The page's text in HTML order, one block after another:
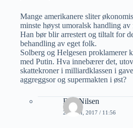
Mange amerikanere sliter
minste høyst umoralsk handling av
Han bør blir arrestert og tiltalt for
behandling av eget folk.
Solberg og Helgesen proklamerer
med Putin. Hva innebærer det,
skattekroner i milliardklassen i
aggreggsor og supermakten i øst?
Erik Nilsen
20 JUNI, 2017 / 11:56